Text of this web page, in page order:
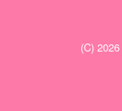
(C) 2026